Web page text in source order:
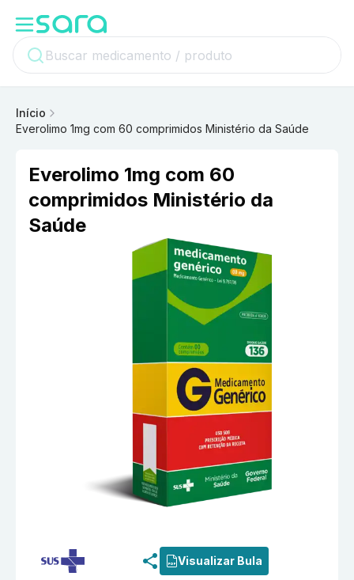
Início
Everolimo 1mg com 60 comprimidos Ministério da Saúde
Everolimo 1mg com 60
comprimidos Ministério da
Saúde
Visualizar Bula